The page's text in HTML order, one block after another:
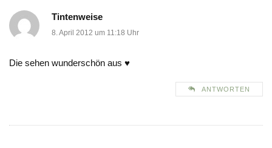
Tintenweise
8. April 2012 um 11:18 Uhr
Die sehen wunderschön aus ♥
ANTWORTEN